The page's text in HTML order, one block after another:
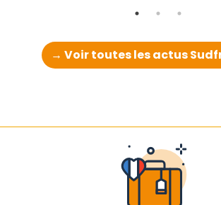
→ Voir toutes les actus